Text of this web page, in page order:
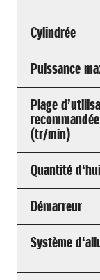
Cylindrée
Puissance
Plage
recommandée
(tr/min)
Quantité
Démarreur
Système